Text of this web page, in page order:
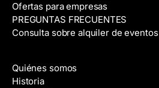
Ofertas para empresas
PREGUNTAS FRECUENTES
Consulta sobre alquiler de eventos
Quiénes somos
Historia